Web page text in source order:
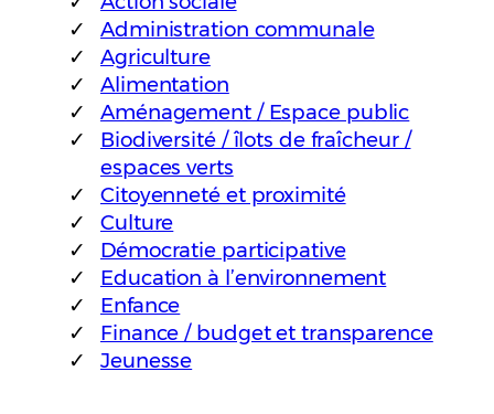
Administration communale
Agriculture
Alimentation
Aménagement / Espace public
Biodiversité / îlots de fraîcheur /
espaces verts
Citoyenneté et proximité
Culture
Démocratie participative
Education à l’environnement
Enfance
Finance / budget et transparence
Jeunesse